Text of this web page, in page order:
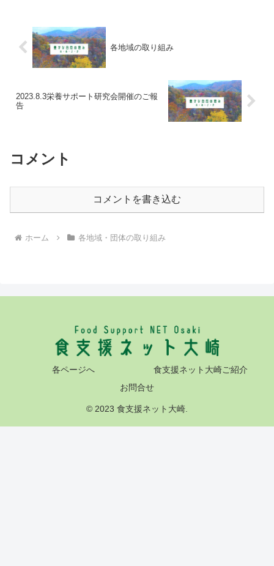
各地域の取り組み
2023.8.3栄養サポート研究会開催のご報
告
コメント
コメントを書き込む
ホーム 各地域・団体の取り組み
各ページへ
食支援ネット大崎ご紹介
お問合せ
© 2023 食支援ネット大崎.